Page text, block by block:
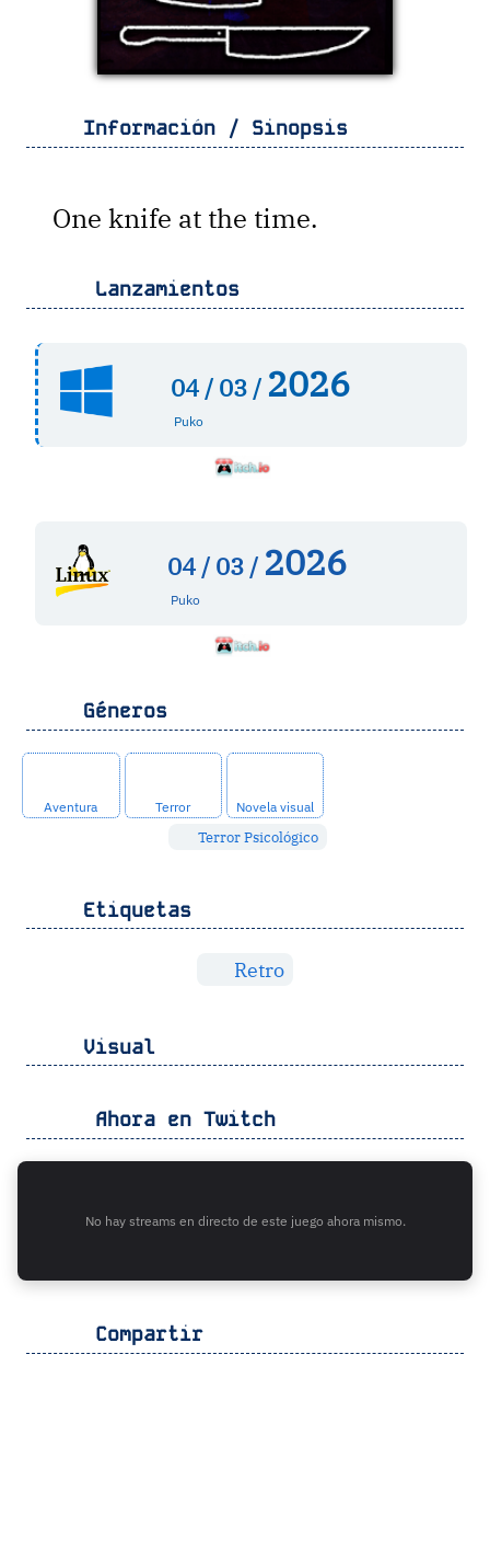
Información / Sinopsis
One knife at the time.
Lanzamientos
04 / 03 / 2026
Puko
04 / 03 / 2026
Puko
Géneros
Aventura Terror Novela visual
Terror Psicológico
Etiquetas
Retro
Visual
Ahora en Twitch
No hay streams en directo de este juego ahora mismo.
Compartir